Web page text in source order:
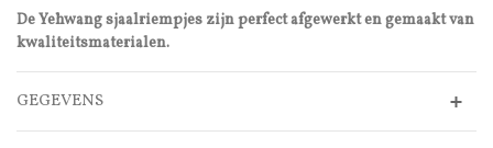
De Yehwang sjaalriempjes zijn perfect afgewerkt en gemaakt van
kwaliteitsmaterialen.
GEGEVENS